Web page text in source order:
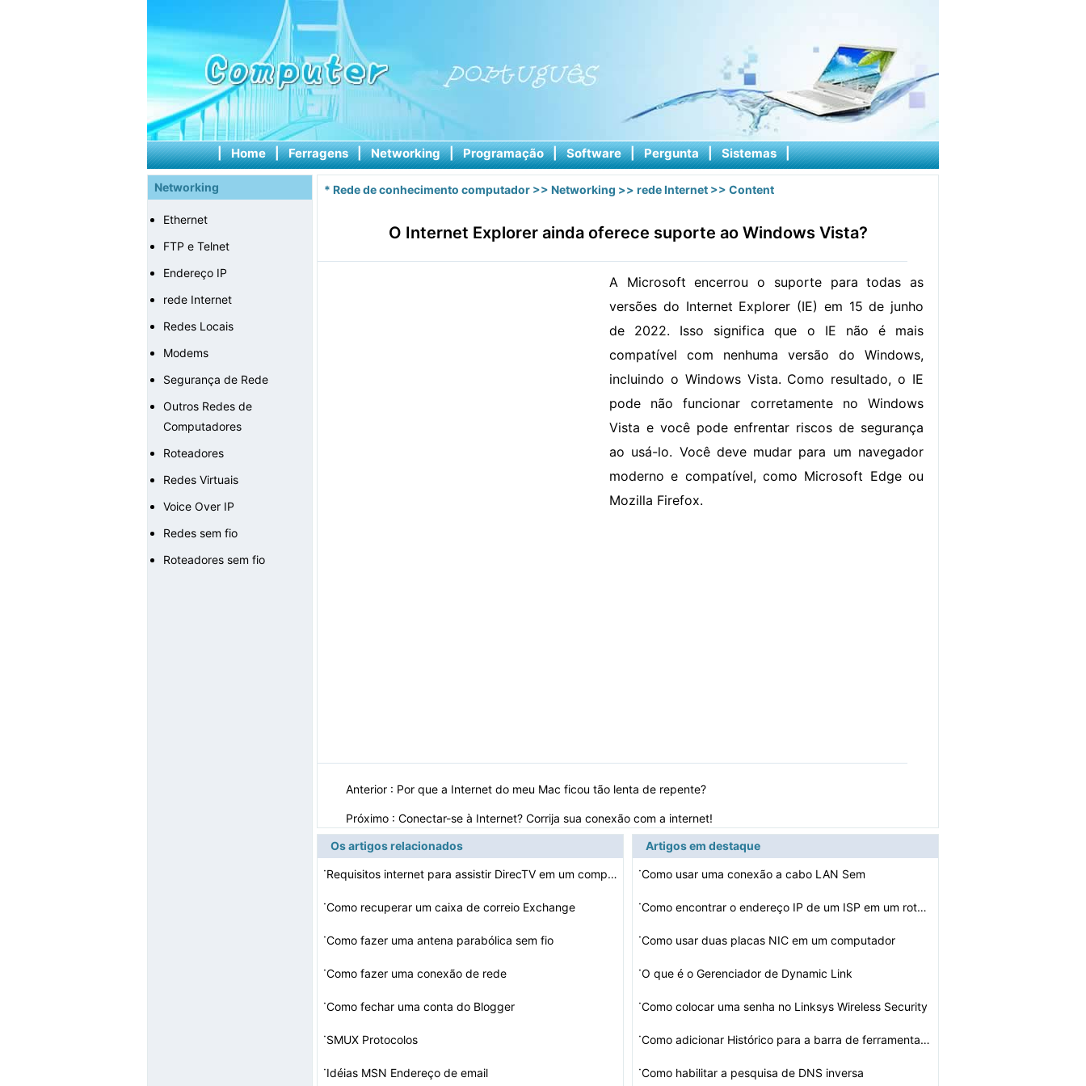
| Home | Ferragens | Networking | Programação | Software | Pergunta | Sistemas |
Networking
Ethernet
FTP e Telnet
Endereço IP
rede Internet
Redes Locais
Modems
Segurança de Rede
Outros Redes de
Computadores
Roteadores
Redes Virtuais
Voice Over IP
Redes sem fio
Roteadores sem fio
* Rede de conhecimento computador >> Networking >> rede Internet >> Content
O Internet Explorer ainda oferece suporte ao Windows Vista?
A Microsoft encerrou o suporte para todas as
versões do Internet Explorer (IE) em 15 de junho
de 2022. Isso significa que o IE não é mais
compatível com nenhuma versão do Windows,
incluindo o Windows Vista. Como resultado, o IE
pode não funcionar corretamente no Windows
Vista e você pode enfrentar riscos de segurança
ao usá-lo. Você deve mudar para um navegador
moderno e compatível, como Microsoft Edge ou
Mozilla Firefox.
Anterior : Por que a Internet do meu Mac ficou tão lenta de repente?
Próximo : Conectar-se à Internet? Corrija sua conexão com a internet!
Os artigos relacionados
·
Requisitos internet para assistir DirecTV em um computa…
·Como recuperar um caixa de correio Exchange
·Como fazer uma antena parabólica sem fio
·Como fazer uma conexão de rede
·Como fechar uma conta do Blogger
·SMUX Protocolos
·Idéias MSN Endereço de email
Artigos em destaque
·Como usar uma conexão a cabo LAN Sem
· Como encontrar o endereço IP de um ISP em um roteador …
·Como usar duas placas NIC em um computador
·O que é o Gerenciador de Dynamic Link
·Como colocar uma senha no Linksys Wireless Security
· Como adicionar Histórico para a barra de ferramentas e…
·Como habilitar a pesquisa de DNS inversa